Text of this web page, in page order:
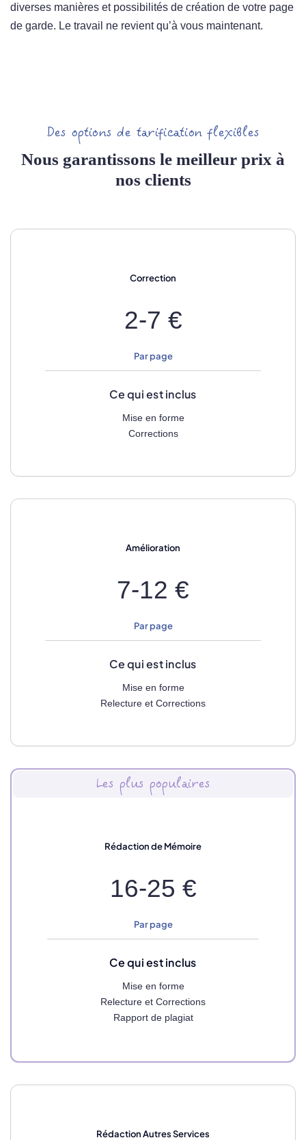
diverses manières et possibilités de création de votre page
de garde. Le travail ne revient qu’à vous maintenant.
Des options de tarification flexibles
Nous garantissons le meilleur prix à
nos clients
Correction
2-7 €
Par page
Ce qui est inclus
Mise en forme
Corrections
Amélioration
7-12 €
Par page
Ce qui est inclus
Mise en forme
Relecture et Corrections
Les plus populaires
Rédaction de Mémoire
16-25 €
Par page
Ce qui est inclus
Mise en forme
Relecture et Corrections
Rapport de plagiat
RédactionAutres Services